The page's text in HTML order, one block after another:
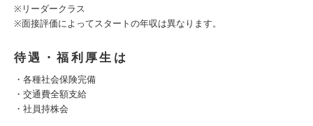
※リーダークラス
※面接評価によってスタートの年収は異なります。
待遇・福利厚生は
・各種社会保険完備
・交通費全額支給
・社員持株会